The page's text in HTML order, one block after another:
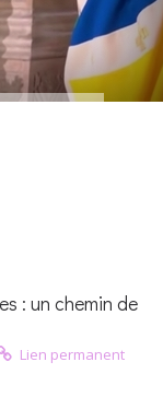
: un chemin de
Lien permanent